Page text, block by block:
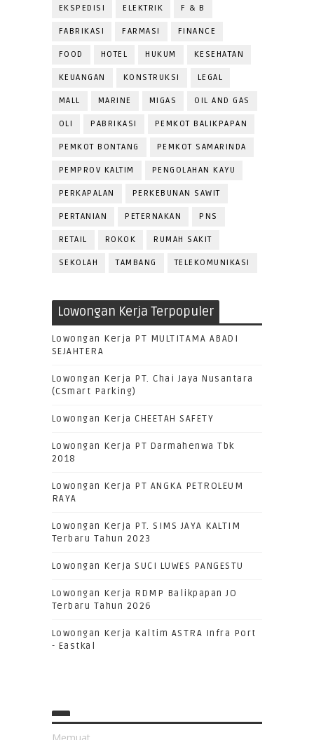
EKSPEDISI ELEKTRIK F & B
FABRIKASI FARMASI FINANCE
FOOD HOTEL HUKUM KESEHATAN
KEUANGAN KONSTRUKSI LEGAL
MALL MARINE MIGAS OIL AND GAS
OLI PABRIKASI PEMKOT BALIKPAPAN
PEMKOT BONTANG PEMKOT SAMARINDA
PEMPROV KALTIM PENGOLAHAN KAYU
PERKAPALAN PERKEBUNAN SAWIT
PERTANIAN PETERNAKAN PNS
RETAIL ROKOK RUMAH SAKIT
SEKOLAH TAMBANG TELEKOMUNIKASI
Lowongan Kerja Terpopuler
Lowongan Kerja PT MULTITAMA ABADI
SEJAHTERA
Lowongan Kerja PT. Chai Jaya Nusantara
(CSmart Parking)
Lowongan Kerja CHEETAH SAFETY
Lowongan Kerja PT Darmahenwa Tbk
2018
Lowongan Kerja PT ANGKA PETROLEUM
RAYA
Lowongan Kerja PT. SIMS JAYA KALTIM
Terbaru Tahun 2023
Lowongan Kerja SUCI LUWES PANGESTU
Lowongan Kerja RDMP Balikpapan JO
Terbaru Tahun 2026
Lowongan Kerja Kaltim ASTRA Infra Port
- Eastkal
Memuat...